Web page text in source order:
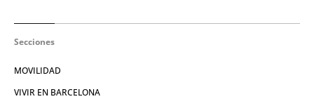
Secciones
MOVILIDAD
VIVIR EN BARCELONA